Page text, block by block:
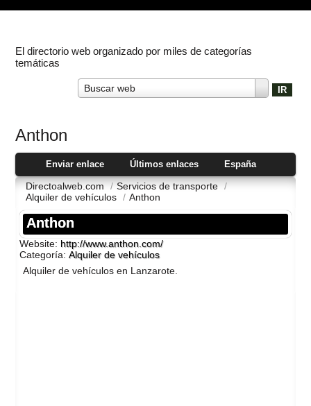
El directorio web organizado por miles de categorías
temáticas
Buscar web
Anthon
Enviar enlace Últimos enlaces España
Directoalweb.com / Servicios de transporte /
Alquiler de vehí­culos / Anthon
Anthon
Website: http://www.anthon.com/
Categoría:Alquiler de vehí­culos
Alquiler de vehí­culos en Lanzarote.